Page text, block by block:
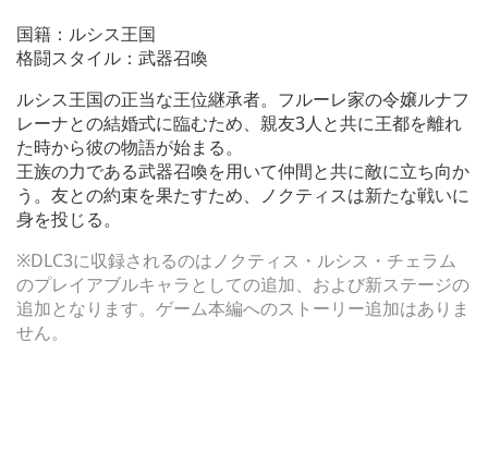
国籍：ルシス王国
格闘スタイル：武器召喚
ルシス王国の正当な王位継承者。フルーレ家の令嬢ルナフ
レーナとの結婚式に臨むため、親友3人と共に王都を離れ
た時から彼の物語が始まる。
王族の力である武器召喚を用いて仲間と共に敵に立ち向か
う。友との約束を果たすため、ノクティスは新たな戦いに
身を投じる。
※DLC3に収録されるのはノクティス・ルシス・チェラム
のプレイアブルキャラとしての追加、および新ステージの
追加となります。ゲーム本編へのストーリー追加はありま
せん。